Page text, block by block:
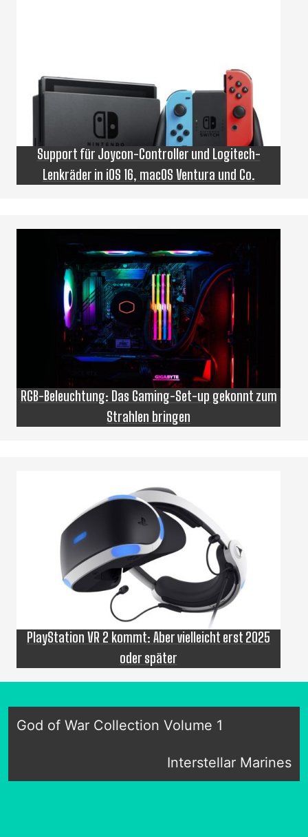
Support für Joycon-Controller und Logitech-
Lenkräder in iOS 16, macOS Ventura und Co.
RGB-Beleuchtung: Das Gaming-Set-up gekonnt zum
Strahlen bringen
PlayStation VR 2 kommt: Aber vielleicht erst 2025
oder später
God of War Collection Volume 1
Interstellar Marines